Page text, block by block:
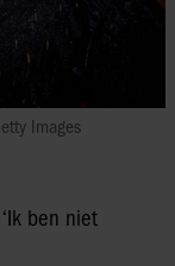
Images
ben niet